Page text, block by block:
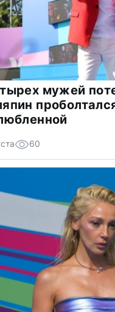
мужей
60